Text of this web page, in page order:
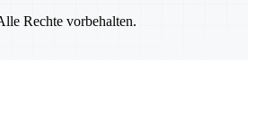
Rechte vorbehalten.